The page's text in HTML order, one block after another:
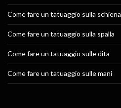
Come fare un tatuaggio sulla schiena
Come fare un tatuaggio sulla spalla
Come fare un tatuaggio sulle dita
Come fare un tatuaggio sulle mani